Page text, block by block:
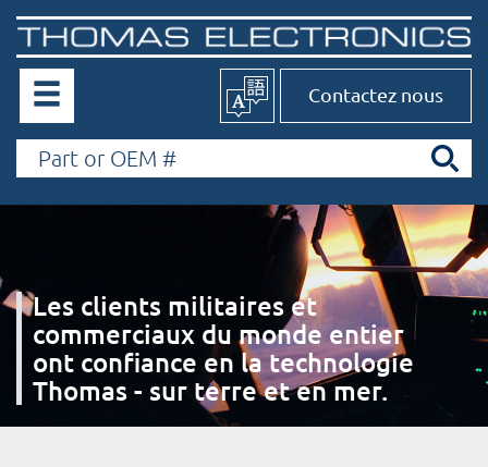
Contactez nous
Les clients militaires et
commerciaux du monde entier
ont confiance en la technologie
Thomas - sur terre et en mer.